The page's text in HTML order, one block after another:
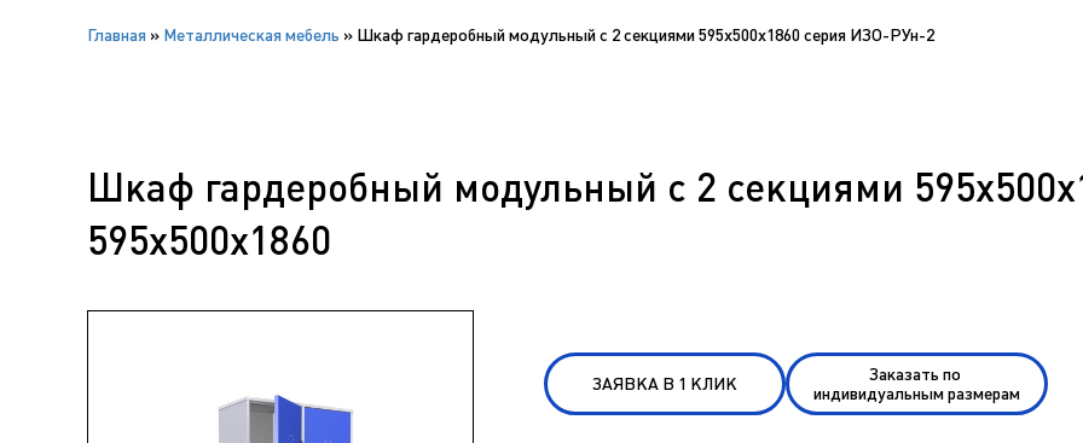
Главная » Металлическая мебель » Шкаф гардеробный модульный с 2 секциями 595х500х1860 серия ИЗО-РУн-2
Шкаф гардеробный модульный с 2 секциями
595х500х1860
ЗАЯВКА В 1 КЛИК
Заказать по
индивидуальным размерам